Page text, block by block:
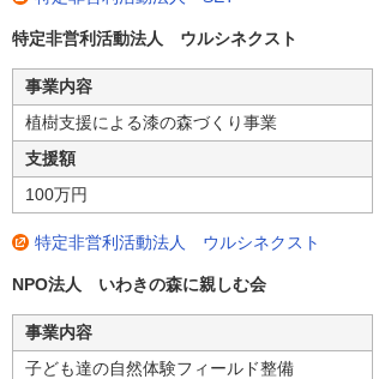
特定非営利活動法人 ウルシネクスト
事業内容
植樹支援による漆の森づくり事業
支援額
100万円
特定非営利活動法人 ウルシネクスト
NPO法人 いわきの森に親しむ会
事業内容
子ども達の自然体験フィールド整備